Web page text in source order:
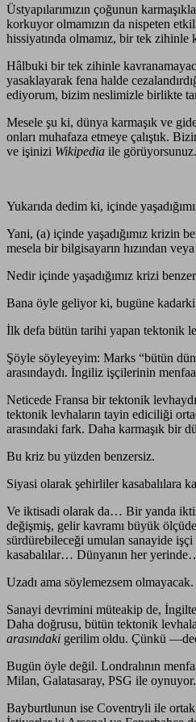
Üstyapılarımızın çoğunun
korkuyor olmamızın da nispeten
hissiyatında olmamız, bir tek
Hâlbuki bir tek zihinle
yasaklayarak fena halde
ediyorum, bizim neslimizle birlikte
Mesele şu ki, dünya karmaşık ve
onları muhafaza etmeye çalıştık.
ve işinizi Wikipedia ile
Yukarıda dedim ki, içinde
Yani, (a) içinde yaşadığımız krizin
mesela bir bilgisayarın hızından
Nedir içinde yaşadığımız krizi
Bana öyle geliyor ki, bugüne
İlk defa bütün tarihi yapan tektonik
Şöyle söyleyeyim: Marks “bütün
arasındaydı. İngiliz işçilerinin
Neticede Fransa bir tektonik
tektonik levhaların tayin ediciliği
arasındaki fark. Daha karmaşık bir
Bu kriz bu yüzden benzersiz.
Siyasi olarak şehirliler kasabalılara
Ve iktisadi olarak da… Bir yanda
değişmiş, gelir kavramı büyük
sürdürebileceği umulan sanayide
kasabalılar… Dünyanın her
Uzadı ama söylemezsem olmayacak.
Sanayi devrimini müteakip de,
Daha doğrusu, bütün tektonik
arasındaki gerilim oldu. Çünkü
Bugün öyle değil. Londralının
Milan, Galatasaray, PSG ile
Bayburtlunun ise Coventryli ile